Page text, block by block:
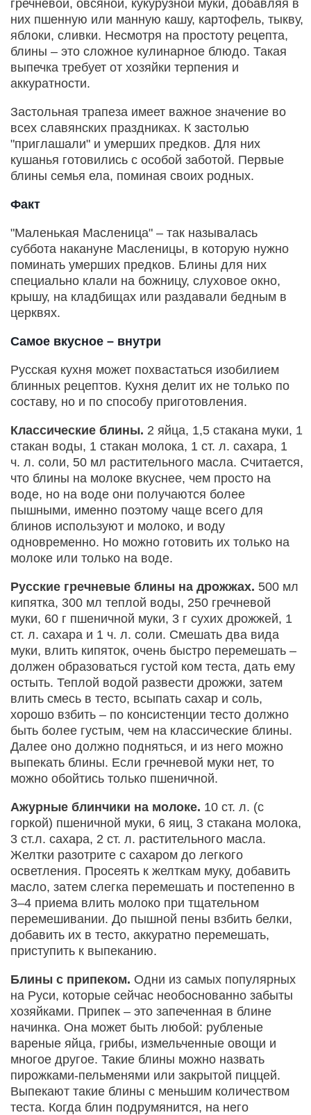
гречневой, овсяной, кукурузной муки, добавляя в
них пшенную или манную кашу, картофель, тыкву,
яблоки, сливки. Несмотря на простоту рецепта,
блины – это сложное кулинарное блюдо. Такая
выпечка требует от хозяйки терпения и
аккуратности.
Застольная трапеза имеет важное значение во
всех славянских праздниках. К застолью
"приглашали" и умерших предков. Для них
кушанья готовились с особой заботой. Первые
блины семья ела, поминая своих родных.
Факт
"Маленькая Масленица" – так называлась
суббота накануне Масленицы, в которую нужно
поминать умерших предков. Блины для них
специально клали на божницу, слуховое окно,
крышу, на кладбищах или раздавали бедным в
церквях.
Самое вкусное – внутри
Русская кухня может похвастаться изобилием
блинных рецептов. Кухня делит их не только по
составу, но и по способу приготовления.
Классические блины. 2 яйца, 1,5 стакана муки, 1
стакан воды, 1 стакан молока, 1 ст. л. сахара, 1
ч. л. соли, 50 мл растительного масла. Считается,
что блины на молоке вкуснее, чем просто на
воде, но на воде они получаются более
пышными, именно поэтому чаще всего для
блинов используют и молоко, и воду
одновременно. Но можно готовить их только на
молоке или только на воде.
Русские гречневые блины на дрожжах. 500 мл
кипятка, 300 мл теплой воды, 250 гречневой
муки, 60 г пшеничной муки, 3 г сухих дрожжей, 1
ст. л. сахара и 1 ч. л. соли. Смешать два вида
муки, влить кипяток, очень быстро перемешать –
должен образоваться густой ком теста, дать ему
остыть. Теплой водой развести дрожжи, затем
влить смесь в тесто, всыпать сахар и соль,
хорошо взбить – по консистенции тесто должно
быть более густым, чем на классические блины.
Далее оно должно подняться, и из него можно
выпекать блины. Если гречневой муки нет, то
можно обойтись только пшеничной.
Ажурные блинчики на молоке. 10 ст. л. (с
горкой) пшеничной муки, 6 яиц, 3 стакана молока,
3 ст.л. сахара, 2 ст. л. растительного масла.
Желтки разотрите с сахаром до легкого
осветления. Просеять к желткам муку, добавить
масло, затем слегка перемешать и постепенно в
3–4 приема влить молоко при тщательном
перемешивании. До пышной пены взбить белки,
добавить их в тесто, аккуратно перемешать,
приступить к выпеканию.
Блины с припеком. Одни из самых популярных
на Руси, которые сейчас необоснованно забыты
хозяйками. Припек – это запеченная в блине
начинка. Она может быть любой: рубленые
вареные яйца, грибы, измельченные овощи и
многое другое. Такие блины можно назвать
пирожками-пельменями или закрытой пиццей.
Выпекают такие блины с меньшим количеством
теста. Когда блин подрумянится, на него